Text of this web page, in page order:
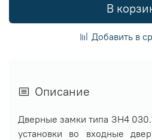
В
Добавить в
Описание
Дверные замки типа ЗН4
установки во входные